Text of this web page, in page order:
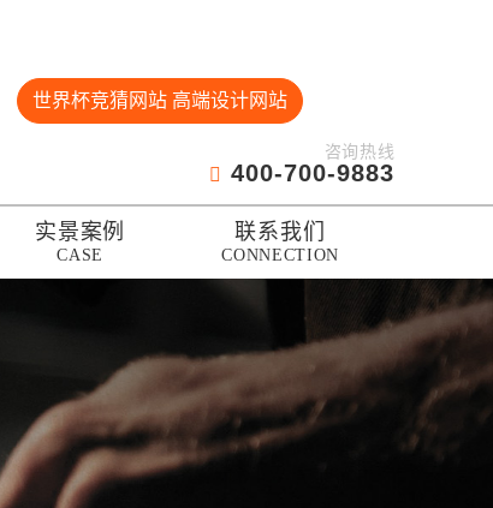
世界杯竞猜网站 高端设计网站
咨询热线
400-700-9883
实景案例
CASE
联系我们
CONNECTION